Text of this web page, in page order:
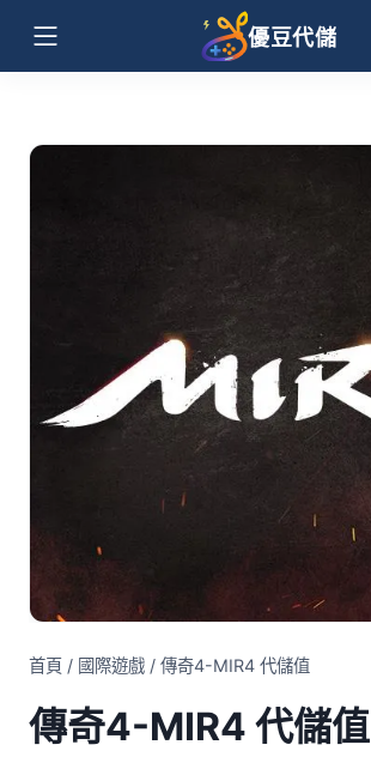
優豆代儲
首頁 / 國際遊戲 / 傳奇4-MIR4 代儲值
傳奇4-MIR4 代儲值